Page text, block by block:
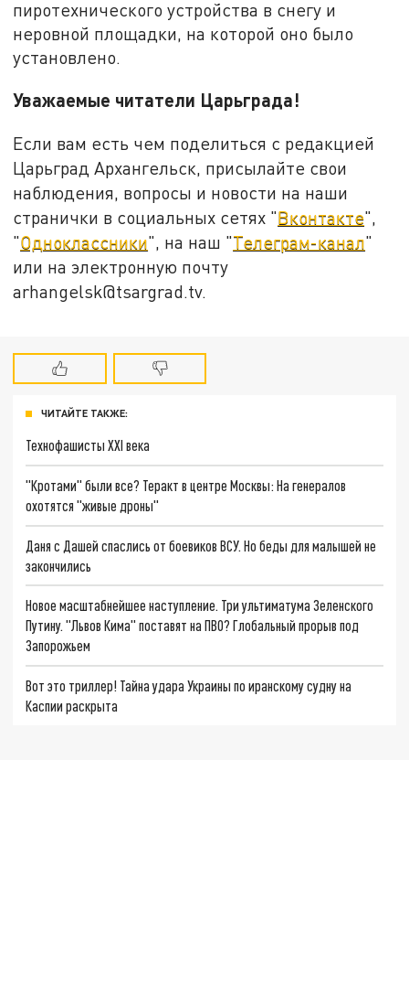
пиротехнического устройства в снегу и
неровной площадки, на которой оно было
установлено.
Уважаемые читатели Царьграда!
Если вам есть чем поделиться с редакцией
Царьград Архангельск, присылайте свои
наблюдения, вопросы и новости на наши
странички в социальных сетях "Вконтакте",
"Одноклассники", на наш "Телеграм-канал"
или на электронную почту
arhangelsk@tsargrad.tv.
ЧИТАЙТЕ ТАКЖЕ:
Технофашисты XXI века
"Кротами" были все? Теракт в центре Москвы: На генералов
охотятся "живые дроны"
Даня с Дашей спаслись от боевиков ВСУ. Но беды для малышей не
закончились
Новое масштабнейшее наступление. Три ультиматума Зеленского
Путину. "Львов Кима" поставят на ПВО? Глобальный прорыв под
Запорожьем
Вот это триллер! Тайна удара Украины по иранскому судну на
Каспии раскрыта